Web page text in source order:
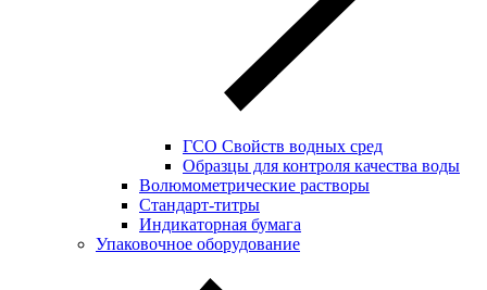
ГСО Свойств водных сред
Образцы для контроля качества воды
Волюмометрические растворы
Стандарт-титры
Индикаторная бумага
Упаковочное оборудование